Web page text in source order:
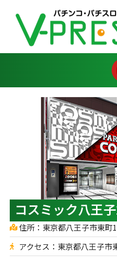
コスミック八王
住所：東京都八王子市東町
アクセス：東京都八王子市